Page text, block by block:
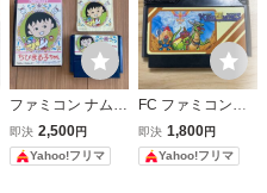
ファミコン ナムコ
ちびまる子ちゃん
うきうきショッピ
ング FC 説明書付
即決 2,500円
Yahoo!フリマ
FC ファミコンソ
フト キングオブキ
ングス NAMCOT
ナムコ
即決 1,800円
Yahoo!フリマ